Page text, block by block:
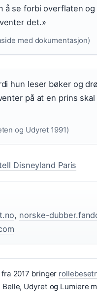
å se forbi overflaten
det.»
med dokumentasjon)
hun leser bøker og
på at en prins
og Udyret 1991)
Disneyland Paris
, norske-
2017 bringer
Udyret og Lumiere